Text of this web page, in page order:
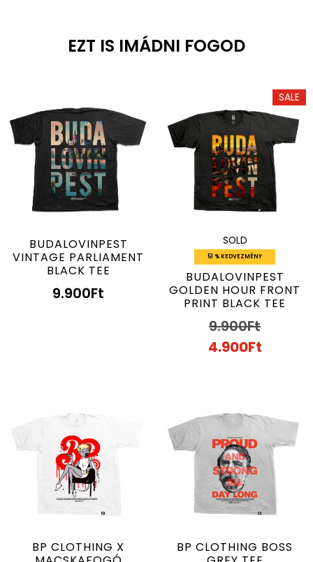
EZT IS IMÁDNI FOGOD
BUDALOVINPEST
VINTAGE PARLIAMENT
BLACK TEE
9.900Ft
SALE
SOLD
51 % KEDVEZMÉNY
BUDALOVINPEST
GOLDEN HOUR FRONT
PRINT BLACK TEE
9.900Ft
4.900Ft
BP CLOTHING X
BP CLOTHING BOSS